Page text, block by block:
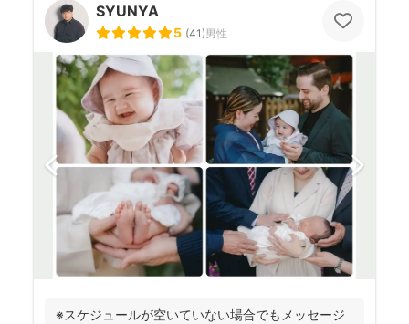
SYUNYA
5 (41)男性
※スケジュールが空いていない場合でもメッセージ